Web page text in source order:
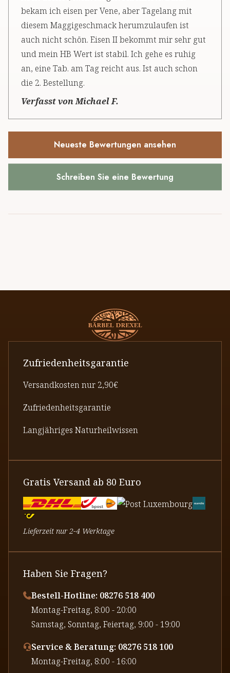
bekam ich eisen per Vene, aber Tagelang mit
diesem Maggigeschmack herumzulaufen ist
auch nicht schön. Eisen II bekommt mir sehr gut
und mein HB Wert ist stabil. Ich gehe es ruhig
an, eine Tab. am Tag reicht aus. Ist auch schon
die 2. Bestellung.
Verfasst von Michael F.
Neueste Bewertungen ansehen
Schreiben Sie eine Bewertung
Zufriedenheitsgarantie
Versandkosten nur 2,90€
Zufriedenheitsgarantie
Langjähriges Naturheilwissen
Gratis Versand ab 80 Euro
Lieferzeit nur 2-4 Werktage
Haben Sie Fragen?
Bestell-Hotline: 08276 518 400
⁠Montag-Freitag, 8:00 - 20:00
⁠Samstag, Sonntag, Feiertag, 9:00 - 19:00
Service & Beratung: 08276 518 100
⁠Montag-Freitag, 8:00 - 16:00